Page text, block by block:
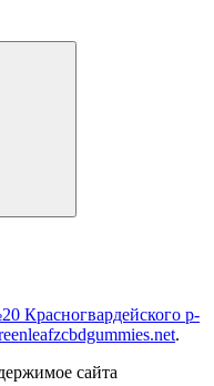
Красногвардейского р-
.
сайта